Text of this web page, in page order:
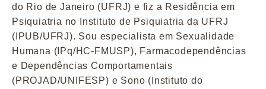
do Rio de Janeiro (UFRJ) e fiz a Residência em
Psiquiatria no Instituto de Psiquiatria da UFRJ
(IPUB/UFRJ). Sou especialista em Sexualidade
Humana (IPq/HC-FMUSP), Farmacodependências
e Dependências Comportamentais
(PROJAD/UNIFESP) e Sono (Instituto do